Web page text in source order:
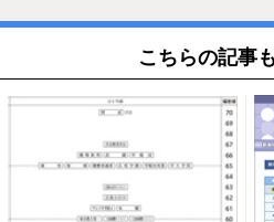
こちらの記事